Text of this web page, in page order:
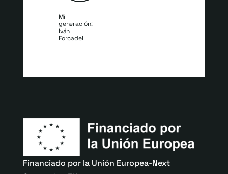
Mi
generación:
Iván
Forcadell
Financiado por la Unión Europea-Next